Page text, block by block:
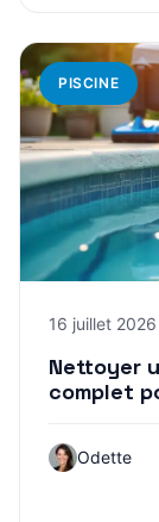
PISCINE
16 juillet 2026
Nettoyer
complet
Odette